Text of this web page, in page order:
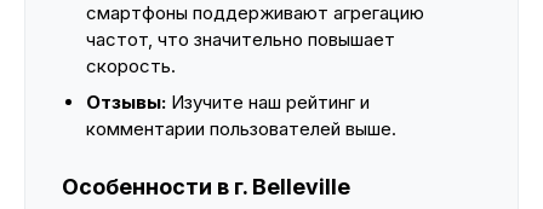
смартфоны поддерживают агрегацию
частот, что значительно повышает
скорость.
Отзывы: Изучите наш рейтинг и
комментарии пользователей выше.
Особенности в г. Belleville